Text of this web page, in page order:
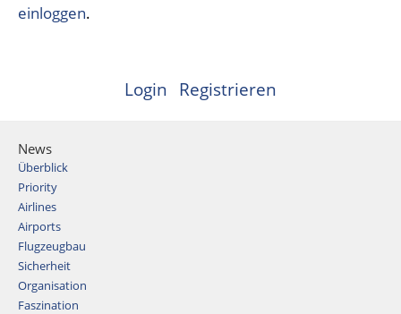
einloggen.
Login Registrieren
News
Überblick
Priority
Airlines
Airports
Flugzeugbau
Sicherheit
Organisation
Faszination